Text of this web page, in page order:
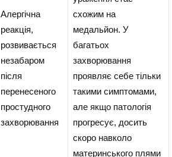
Алергічна
реакція,
розвивається
незабаром
після
перенесеного
простудного
захворювання
схожим на
медальйон. У
багатьох
захворювання
проявляє себе тільки
такими симптомами,
але якщо патологія
прогресує, досить
скоро навколо
материнського плями